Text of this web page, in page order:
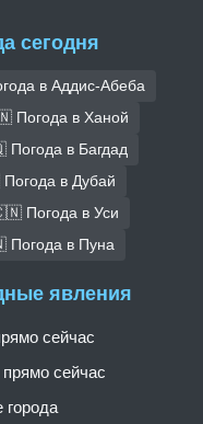
сегодня
в Аддис-Абеба
Погода в Ханой
в Багдад
в Дубай
Погода в Уси
в Пуна
явления
сейчас
сейчас